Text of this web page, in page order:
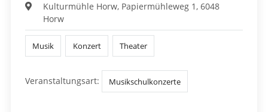
Kulturmühle Horw, Papiermühleweg 1, 6048
Horw
Musik Konzert Theater
Veranstaltungsart: Musikschulkonzerte